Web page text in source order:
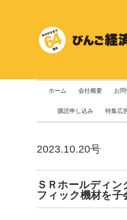
ホーム 会社概要 お
購読申し込み 特集広
2023.10.20号
ＳＲホールディン
フィック機材を子